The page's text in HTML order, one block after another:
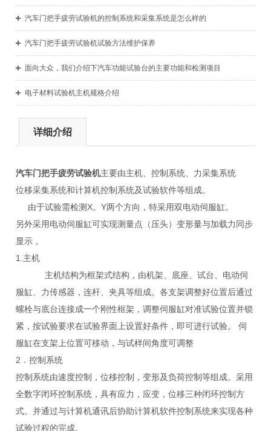
汽车门把手疲劳试验机的控制系统和采集系统是怎么样的
汽车门把手疲劳试验机试验方法维护保养
面向大众，我们介绍下汽车功能试验台的主要功能和检测项目
电子材料试验机主机规格介绍
详细介绍
汽车门把手疲劳试验机主要由主机、控制系统、力采集系统
位移采集系统和计算机控制系统及试验软件等组成。
由于试验需检测X。Y两个方向，特采用双电动伺服缸。
另外采用电动伺服缸可实现测量点（压头）变形量与加载力同步
显示 。
1.主机
主机结构为框架式结构，由机架、底座、试台、电动伺
服缸、力传感器，连杆、夹具等组成。各支架调整好位置后通过
螺栓与底台连接成一个刚性框架，调整伺服缸对准试验位置并锁
紧，按试验要求在试验界面上设置好条件，即可进行试验。 伺
服缸在支架上位置可移动，与试样间角度可调整
2．控制系统
控制系统由速度控制，位移控制，变形及负荷控制等组成。采用
全数字闭环控制系统，具有应力，应变，位移三种闭环控制方
式。并通过与计算机通讯后协助计算机软件控制系统来实现各种
试验过程的完成。